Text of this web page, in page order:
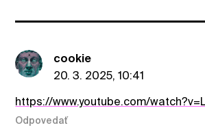
cookie
20. 3. 2025, 10:41
https://www.youtube.com/
Odpovedať